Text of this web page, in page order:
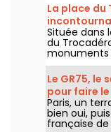
La place du
Tour Eiffel
Située dans
du
monuments
autant les
toujours
Tour Eiffel.
Le GR75,
pour faire
Paris, un
bien oui,
française